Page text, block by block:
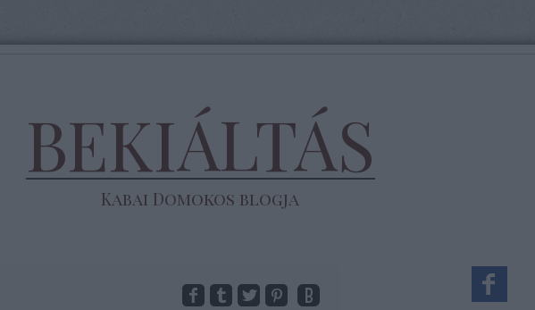
BEKIÁLTÁS
Kabai Domokos blogja